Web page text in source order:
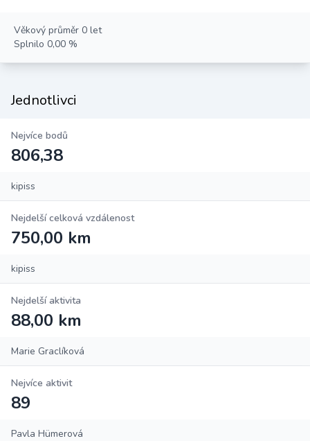
Věkový průměr 0 let
Splnilo 0,00 %
Jednotlivci
Nejvíce bodů
806,38
kipiss
Nejdelší celková vzdálenost
750,00 km
kipiss
Nejdelší aktivita
88,00 km
Marie Graclíková
Nejvíce aktivit
89
Pavla Hümerová